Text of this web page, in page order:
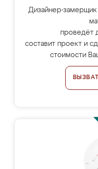
Дизайнер-
проведёт
составит проект и
стоимости